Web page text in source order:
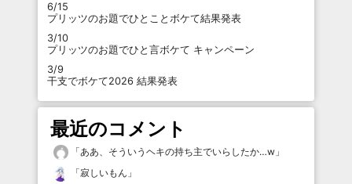
6/15
プリッツのお題でひとことボケて結果発表
3/10
プリッツのお題でひと言ボケて キャンペーン
3/9
干支でボケて2026 結果発表
最近のコメント
「ああ、そういうヘキの持ち主でいらしたか…w 」
「寂しいもん 」